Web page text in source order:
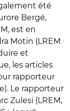
été
Bergé,
est en
Motin (LREM
et
les articles
rapporteur
Le rapporteur
Zulesi (LREM,